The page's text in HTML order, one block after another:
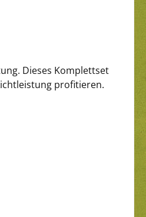
Dieses Komplettset
profitieren.